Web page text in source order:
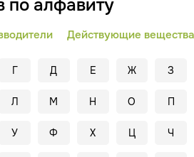
по алфавиту
Действующие вещества
Г Д Е Ж З
Л М Н О П
У Ф Х Ц Ч